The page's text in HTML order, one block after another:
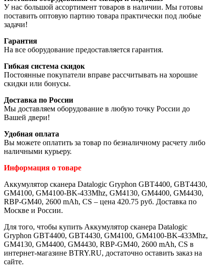
У нас большой ассортимент товаров в наличии. Мы готовы
поставить оптовую партию товара практически под любые
задачи!
Гарантия
На все оборудование предоставляется гарантия.
Гибкая система скидок
Постоянные покупатели вправе рассчитывать на хорошие
скидки или бонусы.
Доставка по России
Мы доставляем оборудование в любую точку России до
Вашей двери!
Удобная оплата
Вы можете оплатить за товар по безналичному расчету либо
наличными курьеру.
Информация о товаре
Аккумулятор сканера Datalogic Gryphon GBT4400, GBT4430,
GM4100, GM4100-BK-433Mhz, GM4130, GM4400, GM4430,
RBP-GM40, 2600 mAh, CS – цена 420.75 руб. Доставка по
Москве и России.
Для того, чтобы купить Аккумулятор сканера Datalogic
Gryphon GBT4400, GBT4430, GM4100, GM4100-BK-433Mhz,
GM4130, GM4400, GM4430, RBP-GM40, 2600 mAh, CS в
интернет-магазине BTRY.RU, достаточно оставить заказ на
сайте.